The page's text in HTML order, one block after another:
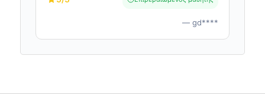
— gd****